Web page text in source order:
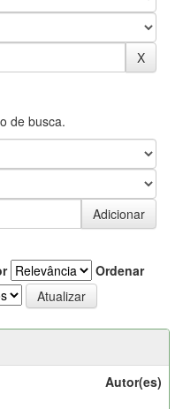
de busca.
Ordenar
Autor(es)